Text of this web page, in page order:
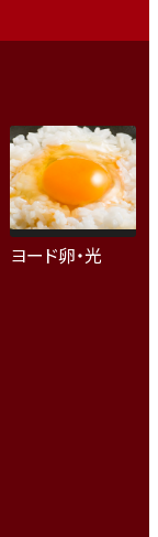
ヨード卵・光